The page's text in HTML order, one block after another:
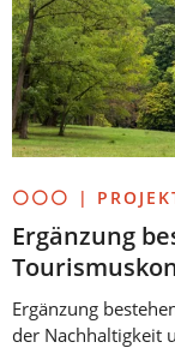
⚪⚪⚪ |
Ergänzung
Ergänzung
der Nachhaltigkeit